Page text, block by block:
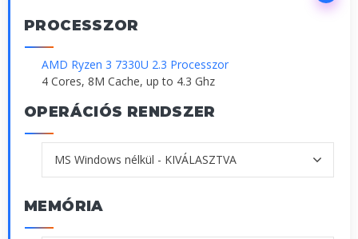
PROCESSZOR
AMD Ryzen 3 7330U 2.3 Processzor
4 Cores, 8M Cache, up to 4.3 Ghz
OPERÁCIÓS RENDSZER
MEMÓRIA